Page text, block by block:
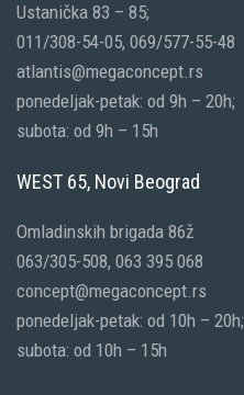
Ustanička 83 – 85;
011/308-54-05, 069/577-55-48
atlantis@megaconcept.rs
ponedeljak-petak: od 9h – 20h;
subota: od 9h – 15h
WEST 65, Novi Beograd
Omladinskih brigada 86ž
063/305-508, 063 395 068
concept@megaconcept.rs
ponedeljak-petak: od 10h – 20h;
subota: od 10h – 15h